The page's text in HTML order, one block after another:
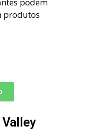
produtos